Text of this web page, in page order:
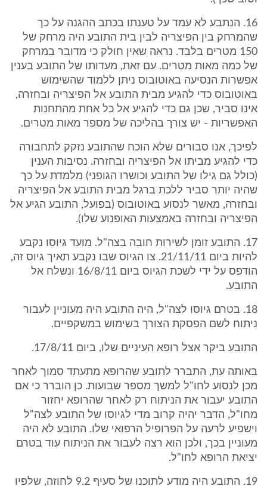
16. הנתבע לא עמד על טענתו בכתב ההגנה על כך
שהמרחק בין הפיצריה לבין בית התובע היה מרחק של
150 מטרים בלבד. נראה שאין חולק כי מדובר במרחק
של כמה מאות מטרים. עם זאת, מעדותו של התובע בענין
אפשרות הנסיעה באוטובוס ניתן ללמוד שהשימוש
באוטובוס כדי להגיע מבית התובע אל הפיצריה ובחזרה,
אינו סביר, שכן גם כדי להגיע אל כל אחת מהתחנות
האפשריות - יש צורך בהליכה של מספר מאות מטרים.
לפיכך, אנו סבורים שלא הוכח שהתובע נזקק לתחבורה
כדי להגיע מביתו אל הפיצריה ובחזרה. נסיבות הענין
(כולל גם גילו של התובע וכושרו הגופני) מלמדת על כך
שהיה יותר סביר ללכת ברגל מבית התובע אל הפיצריה
ובחזרה, מאשר לנסוע באוטובוס (בפועל, התובע הגיע אל
הפיצריה ובחזרה באמצעות האופנוע שלו).
17. התובע זומן לשירות חובה בצה"ל. מועד גיוסו נקבע
להיות ביום 21/11/11. צו הגיוס שבו נקבע תאיך גיוס זה,
הודפס על ידי לשכת הגיוס ביום 16/8/11 ונשלח אל
התובע.
18. בטרם גיוסו לצה"ל, היה התובע היה מעוניין לעבור
ניתוח לשם הפסקת הצורך בשימוש במשקפיים.
התובע ביקר אצל רופא העיניים שלו, ביום 17/8/11.
באותה עת, התברר לתובע שהרופא מתעתד סמוך לאחר
מכן לנסוע לחו"ל למשך מספר שבועות. כן הוברר כי אם
התובע יעבור את הניתוח רק לאחר שהרופא יחזור
מחו"ל, הדבר יהיה קרוב מדי לגיוסו של התובע לצה"ל
וישפיע לרעה על הפרופיל הרפואי שלו. התובע לא היה
מעוניין בכך, ולכן הוא רצה לעבור את הניתוח עוד בטרם
יציאת הרופא לחו"ל.
19. התובע היה מודע לתוכנו של סעיף 9.2 לחוזה, שלפיו